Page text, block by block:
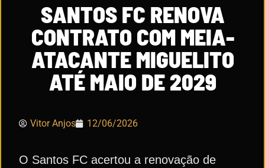
SANTOS FC RENOVA
CONTRATO COM MEIA-
ATACANTE MIGUELITO
ATÉ MAIO DE 2029
Vitor Anjos 12/06/2026
O Santos FC acertou a renovação de